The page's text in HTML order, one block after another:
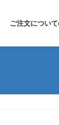
ご注文につい